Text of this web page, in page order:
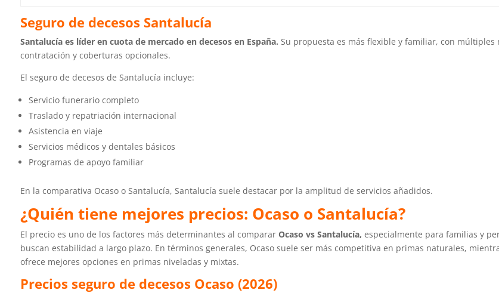
Seguro de decesos Santalucía
Santalucía es líder en cuota de mercado en decesos en España. Su propuesta es más flexible y familiar, con múltiples
contratación y coberturas opcionales.
El seguro de decesos de Santalucía incluye:
Servicio funerario completo
Traslado y repatriación internacional
Asistencia en viaje
Servicios médicos y dentales básicos
Programas de apoyo familiar
En la comparativa Ocaso o Santalucía, Santalucía suele destacar por la amplitud de servicios añadidos.
¿Quién tiene mejores precios: Ocaso o Santalucía?
El precio es uno de los factores más determinantes al comparar Ocaso vs Santalucía, especialmente para familias y
buscan estabilidad a largo plazo. En términos generales, Ocaso suele ser más competitiva en primas naturales,
ofrece mejores opciones en primas niveladas y mixtas.
Precios seguro de decesos Ocaso (2026)